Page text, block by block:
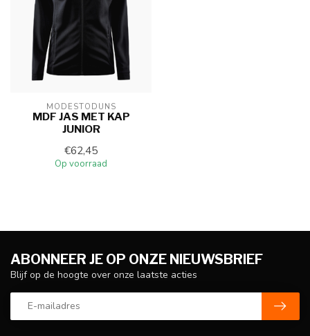
MODÈSTODÛNS
MDF JAS MET KAP
JUNIOR
€62,45
Op voorraad
ABONNEER JE OP ONZE NIEUWSBRIEF
Blijf op de hoogte over onze laatste acties